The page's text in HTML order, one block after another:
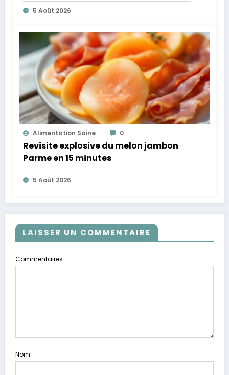
5 Août 2026
Alimentation Saine 0
Revisite explosive du melon jambon
Parme en 15 minutes
5 Août 2026
LAISSER UN COMMENTAIRE
Commentaires
Nom